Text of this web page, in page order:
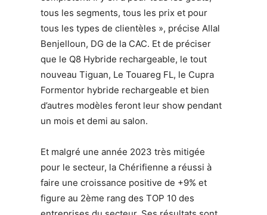
tous les segments, tous les prix et pour
tous les types de clientèles », précise Allal
Benjelloun, DG de la CAC. Et de préciser
que le Q8 Hybride rechargeable, le tout
nouveau Tiguan, Le Touareg FL, le Cupra
Formentor hybride rechargeable et bien
d’autres modèles feront leur show pendant
un mois et demi au salon.
Et malgré une année 2023 très mitigée
pour le secteur, la Chérifienne a réussi à
faire une croissance positive de +9% et
figure au 2ème rang des TOP 10 des